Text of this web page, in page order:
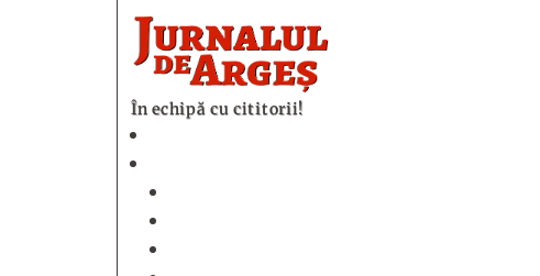
În echipă cu cititorii!